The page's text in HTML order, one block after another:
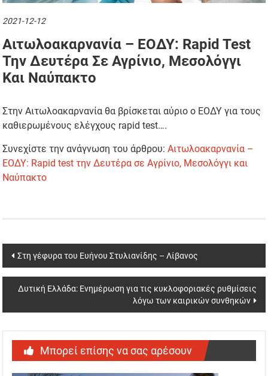
2021-12-12
Αιτωλοακαρνανία – ΕΟΔΥ: Rapid Test
Την Δευτέρα Σε Αγρίνιο, Μεσολόγγι
Και Ναύπακτο
Στην Αιτωλοακαρνανία θα βρίσκεται αύριο ο ΕΟΔΥ για τους
καθιερωμένους ελέγχους rapid test….
Συνεχίστε την ανάγνωση του άρθρου:Αιτωλοακαρνανία –
ΕΟΔΥ: Rapid test την Δευτέρα σε Αγρίνιο, Μεσολόγγι και
Ναύπακτο
Post
navigation
Στη γέφυρα του Ευήνου Στυλιανίδης – Λίβανος
Δυτική Ελλάδα: Ενημέρωση για τις κυκλοφοριακές ρυθμίσεις
λόγω των καιρικών συνθηκών
Μπορεί επίσης να σας αρέσουν